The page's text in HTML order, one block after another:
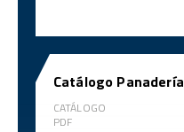
Catálogo Panadería
CATÁLOGO
PDF